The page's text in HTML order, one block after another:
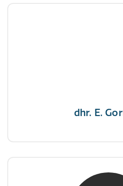
dhr. E.
mw. mr. H.A.